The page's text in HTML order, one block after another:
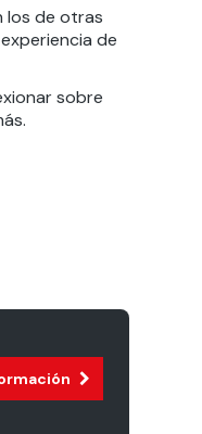
los de otras
de
sobre